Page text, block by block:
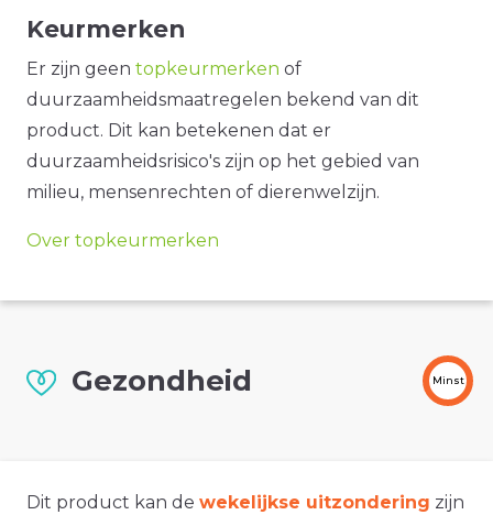
Keurmerken
Er zijn geen topkeurmerken of
duurzaamheidsmaatregelen bekend van dit
product. Dit kan betekenen dat er
duurzaamheidsrisico's zijn op het gebied van
milieu, mensenrechten of dierenwelzijn.
Over topkeurmerken
Gezondheid Minst
Dit product kan de wekelijkse uitzondering zijn